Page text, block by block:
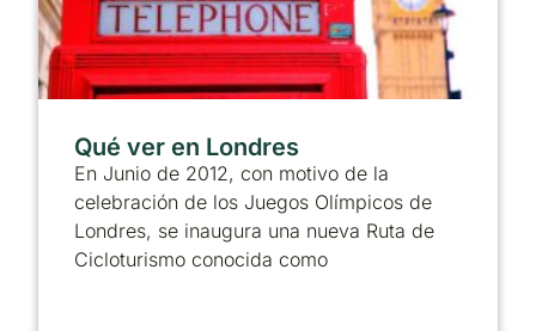
Qué ver en Londres
En Junio de 2012, con motivo de la
celebración de los Juegos Olímpicos de
Londres, se inaugura una nueva Ruta de
Cicloturismo conocida como